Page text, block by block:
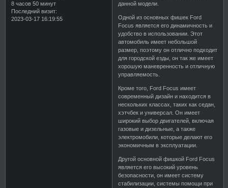
8 часов 50 минут
Последний визит:
2023-03-17 16:19:55
данной модели.
Одной из основных фишек Ford
Focus является его динамичность и
удобство в использовании. Этот
автомобиль имеет небольшой
размер, поэтому он отлично подходит
для городской езды, он так же имеет
хорошую маневренность и отличную
управляемость.
Кроме того, Ford Focus имеет
современный дизайн и находится в
нескольких классах, таких как седан,
хэтчбек и универсал. Он имеет
широкий выбор двигателей, включая
газовые и дизельные, а также
электромобили, которые делают его
экономичным в эксплуатации.
Другой основной фишкой Ford Focus
является его высокий уровень
безопасности, он имеет систему
стабилизации, системы помощи при